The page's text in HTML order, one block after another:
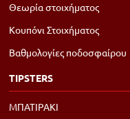
Θεωρία στοιχήματος
Κουπόνι Στοιχήματος
Βαθμολογίες ποδοσφαίρου
TIPSTERS
ΜΠΑΤΙΡΑΚΙ